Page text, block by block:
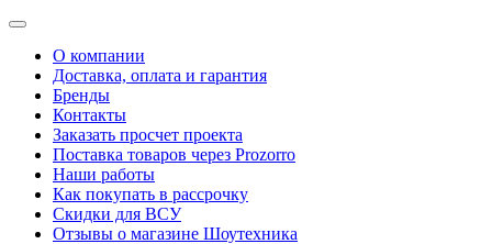
О компании
Доставка, оплата и гарантия
Бренды
Контакты
Заказать просчет проекта
Поставка товаров через Prozorro
Наши работы
Как покупать в рассрочку
Скидки для ВСУ
Отзывы о магазине Шоутехника